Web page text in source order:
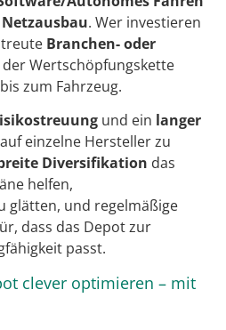
. Wer investieren
Branchen- oder
Wertschöpfungskette
zum Fahrzeug.
und ein langer
einzelne Hersteller zu
Diversifikation das
helfen,
glätten, und regelmäßige
dass das Depot zur
passt.
clever optimieren – mit